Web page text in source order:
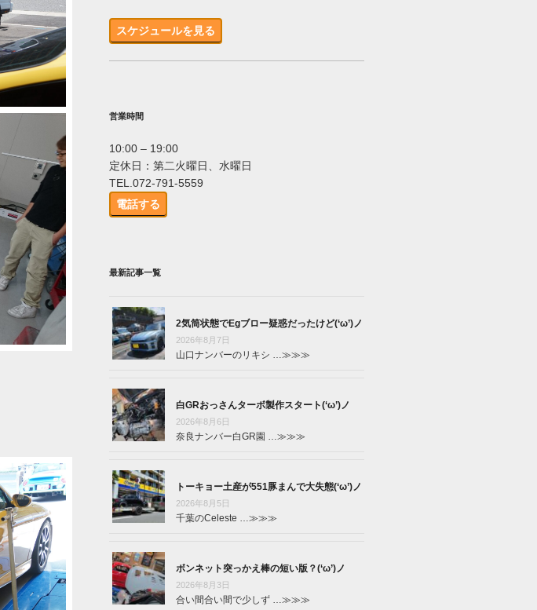
スケジュールを見る
営業時間
10:00 – 19:00
定休日：第二火曜日、水曜日
TEL.072-791-5559
電話する
最新記事一覧
2気筒状態でEgブロー疑惑だったけど(‘ω’)ノ
2026年8月7日
山口ナンバーのリキシ …≫≫≫
白GRおっさんターボ製作スタート(‘ω’)ノ
2026年8月6日
奈良ナンバー白GR園 …≫≫≫
トーキョー土産が551豚まんで大失態(‘ω’)ノ
2026年8月5日
千葉のCeleste …≫≫≫
ボンネット突っかえ棒の短い版？(‘ω’)ノ
2026年8月3日
合い間合い間で少しず …≫≫≫